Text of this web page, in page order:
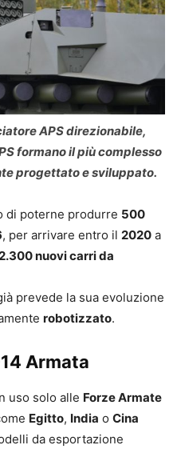
APS direzionabile,
formano il più complesso
progettato e sviluppato.
di poterne produrre 500
, per arrivare entro il 2020 a
2.300 nuovi carri da
prevede la sua evoluzione
robotizzato.
Armata
uso solo alle Forze Armate
Egitto, India o Cina
da esportazione